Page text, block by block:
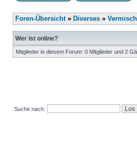
Foren-Übersicht» Diverses »
Wer ist online?
Mitglieder in diesem Forum: 0 Mitglieder und 2
Suche nach: